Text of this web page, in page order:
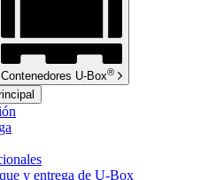
Contenedores U-Box®
y entrega de U-Box